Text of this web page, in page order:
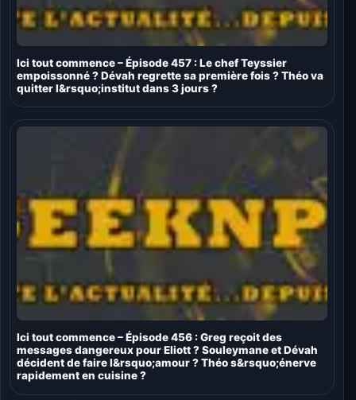
Ici tout commence – Épisode 457 : Le chef Teyssier
empoissonné ? Dévah regrette sa première fois ? Théo va
quitter l&rsquo;institut dans 3 jours ?
Ici tout commence – Épisode 456 : Greg reçoit des
messages dangereux pour Eliott ? Souleymane et Dévah
décident de faire l&rsquo;amour ? Théo s&rsquo;énerve
rapidement en cuisine ?